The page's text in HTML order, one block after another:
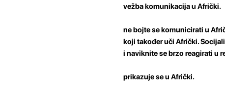
vežba komunikacija u Afrički.
ne bojte se komunicirati u
koji također uči Afrički.
i naviknite se brzo reagirati u
prikazuje se u Afrički.